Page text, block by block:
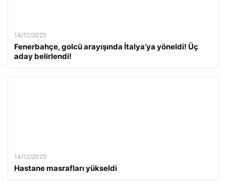
14/12/2025
Fenerbahçe, golcü arayışında İtalya’ya yöneldi! Üç
aday belirlendi!
14/12/2025
Hastane masrafları yükseldi